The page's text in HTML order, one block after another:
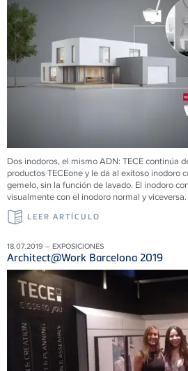
Dos inodoros, el mismo ADN: TECE continúa
productos TECEone y le da al exitoso inodoro
gemelo, sin la función de lavado. El inodoro
visualmente con el inodoro normal y viceversa.
LEER ARTÍCULO
18.07.2019 – EXPOSICIONES
Architect@Work Barcelona 2019